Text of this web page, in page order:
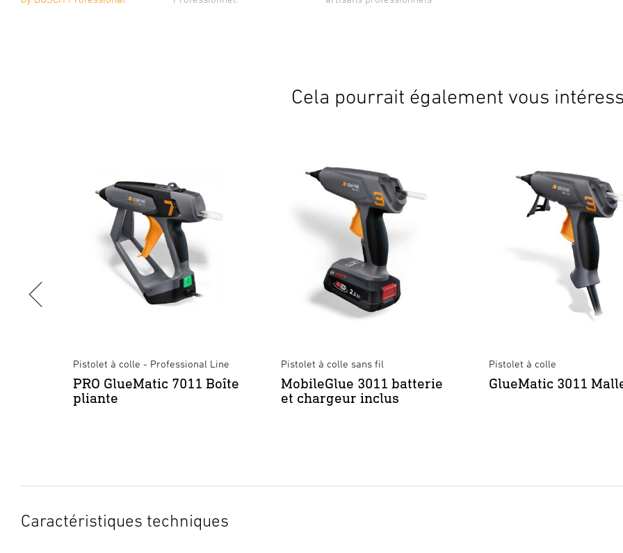
Cela pourrait également vous
Pistolet à colle - Professional Line
PRO GlueMatic 7011 Boîte
pliante
Pistolet à colle sans fil
MobileGlue 3011 batterie
et chargeur inclus
Pistolet à colle
GlueMatic 3011
Caractéristiques techniques